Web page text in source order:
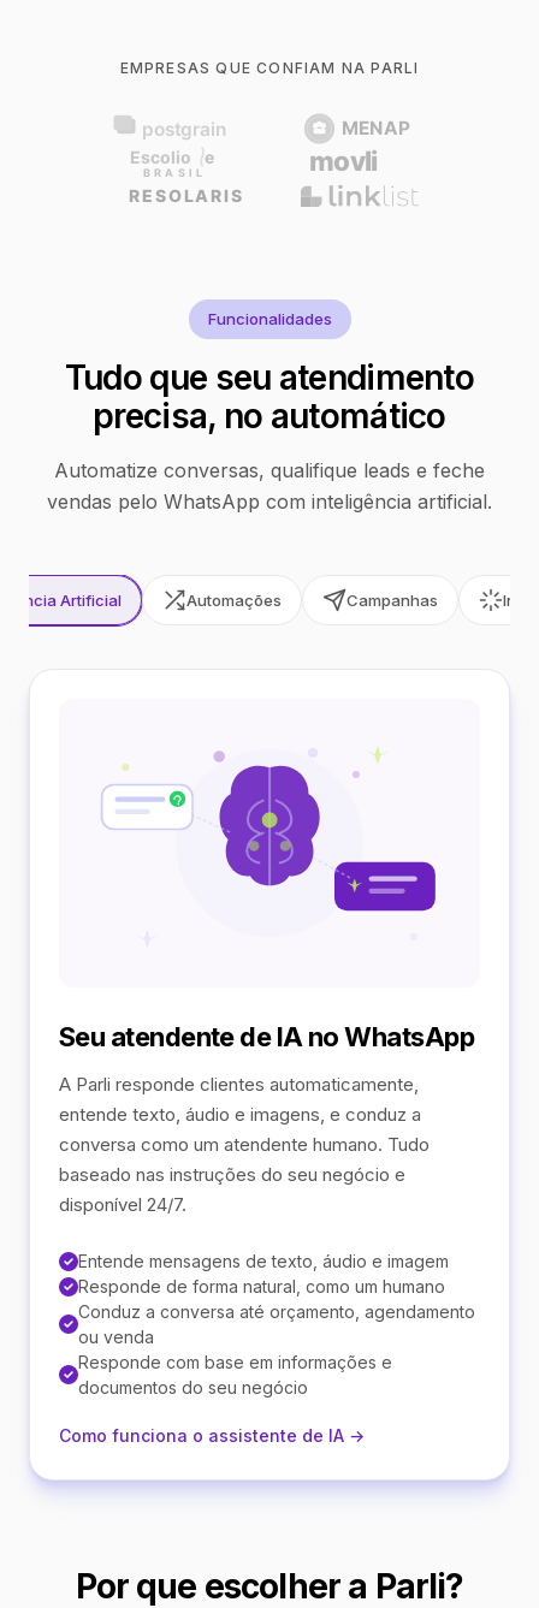
EMPRESAS QUE CONFIAM NA PARLI
Funcionalidades
Tudo que seu atendimento
precisa, no automático
Automatize conversas, qualifique leads e feche
vendas pelo WhatsApp com inteligência artificial.
Artificial Automações Campanhas
Seu atendente de IA no WhatsApp
A Parli responde clientes automaticamente,
entende texto, áudio e imagens, e conduz a
conversa como um atendente humano. Tudo
baseado nas instruções do seu negócio e
disponível 24/7.
Entende mensagens de texto, áudio e imagem
Responde de forma natural, como um humano
Conduz a conversa até orçamento, agendamento
ou venda
Responde com base em informações e
documentos do seu negócio
Como funciona o assistente de IA →
Por que escolher a Parli?